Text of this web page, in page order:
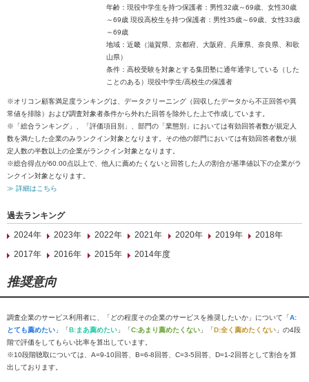
年齢：現役中学生を持つ保護者：男性32歳～69歳、女性30歳
～69歳 現役高校生を持つ保護者：男性35歳～69歳、女性33歳
～69歳
地域：近畿（滋賀県、京都府、大阪府、兵庫県、奈良県、和歌
山県）
条件：高校受験を対象とする集団塾に通年通学している（した
ことのある）現役中学生/高校生の保護者
※オリコン顧客満足度ランキングは、データクリーニング（回収したデータから不正回答や異
常値を排除）および調査対象者条件から外れた回答を除外した上で作成しています。
※「総合ランキング」、「評価項目別」、部門の「業態別」においては有効回答者数が規定人
数を満たした企業のみランクイン対象となります。その他の部門においては有効回答者数が規
定人数の半数以上の企業がランクイン対象となります。
※総合得点が60.00点以上で、他人に薦めたくないと回答した人の割合が基準値以下の企業がラ
ンクイン対象となります。
≫ 詳細はこちら
過去ランキング
2024年
2023年 2022年 2021年 2020年 2019年
2018年
2017年
2016年 2015年 2014年度
推奨意向
調査企業のサービス利用者に、「どの程度その企業のサービスを推奨したいか」について「A:
とても薦めたい 」「B:まあ薦めたい 」「C:あまり薦めたくない 」「D:全く薦めたくない 」の4段
階で評価をしてもらい比率を算出しています。
※10段階聴取については、A=9-10回答、B=6-8回答、C=3-5回答、D=1-2回答として割合を算
出しております。